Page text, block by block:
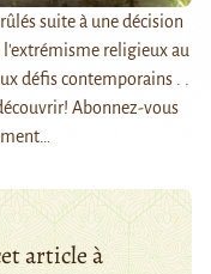
suite à une décision
religieux au
défis contemporains . .
Abonnez-vous
article à